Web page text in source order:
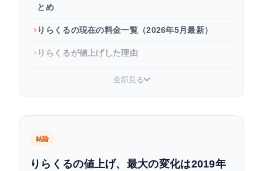
とめ
りらくるの現在の料金一覧（2026年5月最新）
りらくるが値上げした理由
値上げ後もりらくるをお得に使う節約術
まとめ
全部見る
結論
りらくるの値上げ、最大の変化は2019年